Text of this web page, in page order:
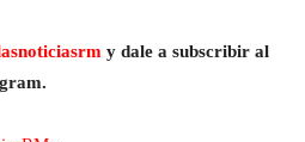
y dale a subscribir al